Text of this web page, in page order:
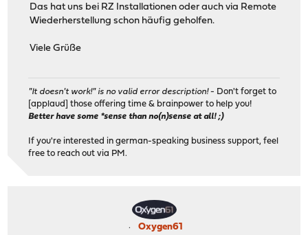
Das hat uns bei RZ Installationen oder auch via Remote
Wiederherstellung schon häufig geholfen.
Viele Grüße
"It doesn't work!" is no valid error description!- Don't forget to
[applaud] those offering time & brainpower to help you!
Better have some *sense than no(n)sense at all! ;)
If you're interested in german-speaking business support, feel
free to reach out via PM.
Oxygen61